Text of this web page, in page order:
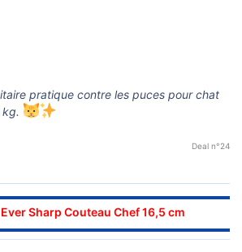
pratique contre les puces pour chat
kg.
Deal n°24
Ever Sharp Couteau Chef 16,5 cm